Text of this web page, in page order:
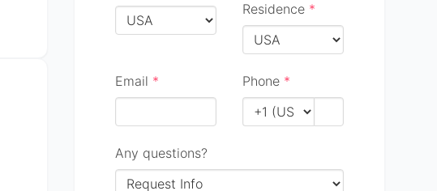
Residence *
Email * Phone *
Any questions?